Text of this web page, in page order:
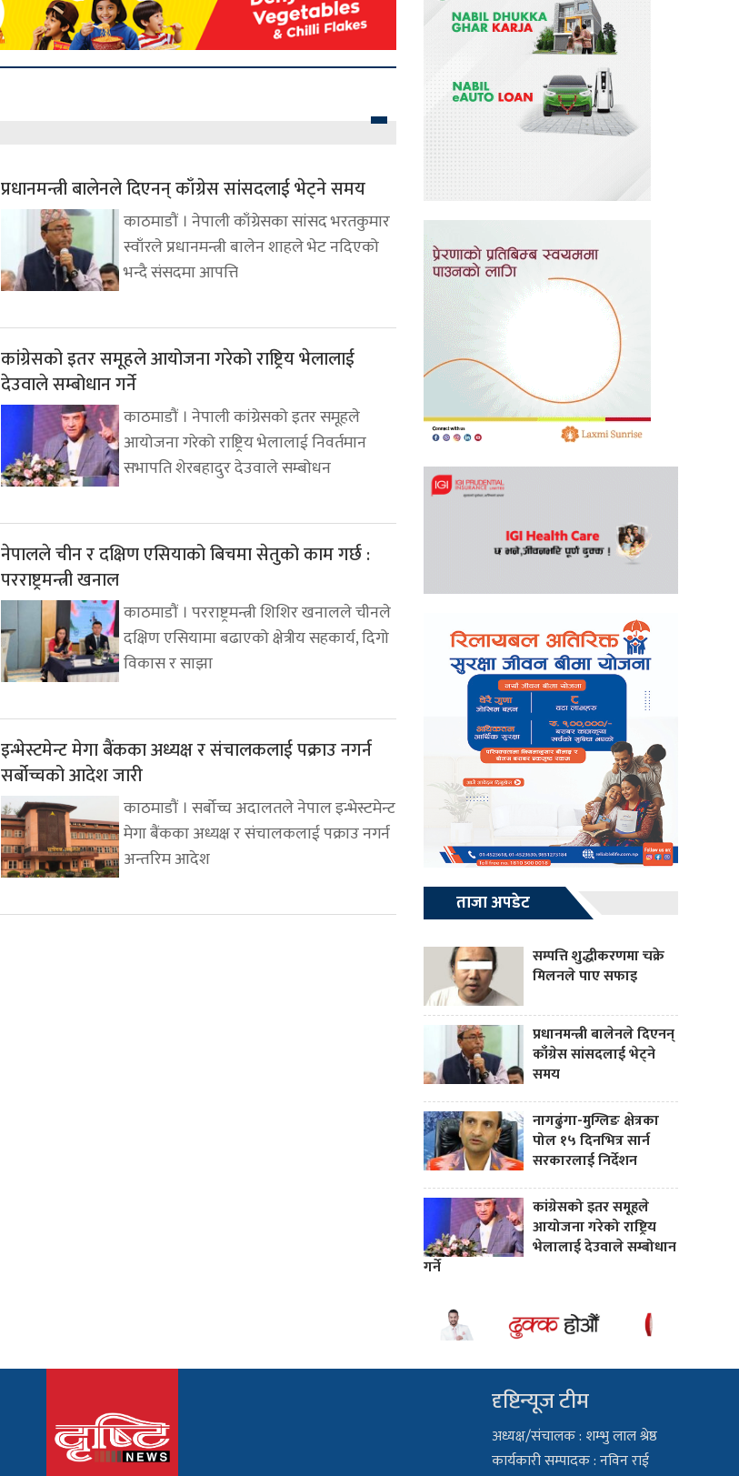
प्रधानमन्त्री बालेनले दिएनन् काँग्रेस सांसदलाई भेट्ने समय
काठमाडौं । नेपाली काँग्रेसका सांसद भरतकुमार
स्वाँरले प्रधानमन्त्री बालेन शाहले भेट नदिएको
भन्दै संसदमा आपत्ति
कांग्रेसको इतर समूहले आयोजना गरेको राष्ट्रिय भेलालाई
देउवाले सम्बोधान गर्ने
काठमाडौं । नेपाली कांग्रेसको इतर समूहले
आयोजना गरेको राष्ट्रिय भेलालाई निवर्तमान
सभापति शेरबहादुर देउवाले सम्बोधन
नेपालले चीन र दक्षिण एसियाको बिचमा सेतुको काम गर्छ :
परराष्ट्रमन्त्री खनाल
काठमाडौं । परराष्ट्रमन्त्री शिशिर खनालले चीनले
दक्षिण एसियामा बढाएको क्षेत्रीय सहकार्य, दिगो
विकास र साझा
इन्भेस्टमेन्ट मेगा बैंकका अध्यक्ष र संचालकलाई पक्राउ नगर्न
सर्बोच्चको आदेश जारी
काठमाडौं । सर्बोच्च अदालतले नेपाल इन्भेस्टमेन्ट
मेगा बैंकका अध्यक्ष र संचालकलाई पक्राउ नगर्न
अन्तरिम आदेश
ताजा अपडेट
सम्पत्ति शुद्धीकरणमा चक्रे
मिलनले पाए सफाइ
प्रधानमन्त्री बालेनले दिएनन्
काँग्रेस सांसदलाई भेट्ने
समय
नागढुंगा-मुग्लिङ क्षेत्रका
पोल १५ दिनभित्र सार्न
सरकारलाई निर्देशन
कांग्रेसको इतर समूहले
आयोजना गरेको राष्ट्रिय
भेलालाई देउवाले सम्बोधान
गर्ने
दृष्टिन्यूज टीम
अध्यक्ष/संचालक : शम्भु लाल श्रेष्ठ
कार्यकारी सम्पादक : नविन राई